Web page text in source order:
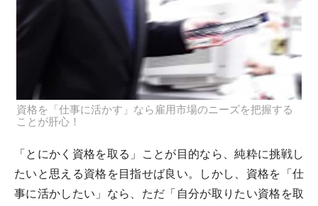
資格を「仕事に活かす」なら雇用市場のニーズを把握する
ことが肝心！
「とにかく資格を取る」ことが目的なら、純粋に挑戦し
たいと思える資格を目指せば良い。しかし、資格を「仕
事に活かしたい」なら、ただ「自分が取りたい資格を取